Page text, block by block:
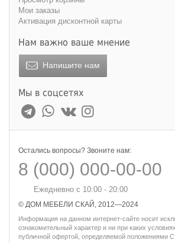
Мои заказы
Активация дисконтной карты
Нам важно ваше мнение
Напишите нам
Мы в соцсетях
Остались вопросы? Звоните нам:
8 (000) 000-00-00
Ежедневно с 10:00 - 20:00
© ДОМ МЕБЕЛИ СКАЙ, 2012—2024
Информация на данном интернет-сайте носит
ознакомительный характер и ни при каких
публичной офертой, определяемой положениями